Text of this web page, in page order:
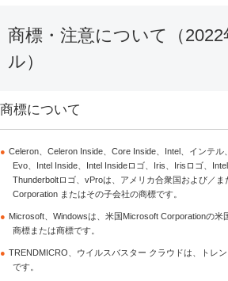
商標・注意について（
ル）
商標について
● Celeron、Celeron Inside、Core Inside、Intel、インテル
Evo、Intel Inside、Intel Insideロゴ、Iris、Irisロゴ、
Thunderboltロゴ、vProは、アメリカ合衆国および／
Corporation またはその子会社の商標です。
● Microsoft、Windowsは、米国Microsoft Corporationの
商標または商標です。
● TRENDMICRO、ウイルスバスター クラウドは、トレ
です。